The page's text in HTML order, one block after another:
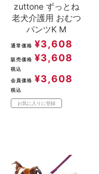
zuttone ずっとね
老犬介護用 おむつ
パンツK M
通常価格 ¥3,608
販売価格 ¥3,608
税込
会員価格 ¥3,608
税込
お気に入りに登録